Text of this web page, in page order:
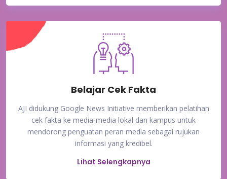
Belajar Cek Fakta
AJI didukung Google News Initiative memberikan pelatihan
cek fakta ke media-media lokal dan kampus untuk
mendorong penguatan peran media sebagai rujukan
informasi yang kredibel.
Lihat Selengkapnya